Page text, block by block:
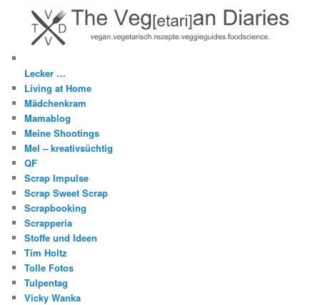
Lecker …
Living at Home
Mädchenkram
Mamablog
Meine Shootings
Mel – kreativsüchtig
QF
Scrap Impulse
Scrap Sweet Scrap
Scrapbooking
Scrapperia
Stoffe und Ideen
Tim Holtz
Tolle Fotos
Tulpentag
Vicky Wanka